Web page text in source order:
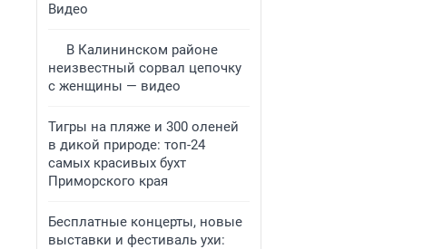
Видео
В Калининском районе
неизвестный сорвал цепочку
с женщины — видео
Тигры на пляже и 300 оленей
в дикой природе: топ-24
самых красивых бухт
Приморского края
Бесплатные концерты, новые
выставки и фестиваль ухи: